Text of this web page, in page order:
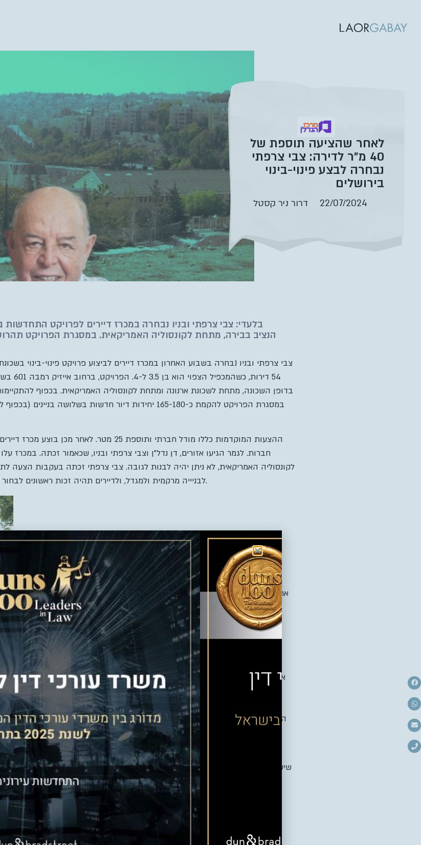
לאחר שהציעה תוספת של
40 מ”ר לדירה: צבי צרפתי
נבחרה לבצע פינוי-בינוי
בירושלים
דרור ניר קסטל 22/07/2024
בלעדי: צבי צרפתי ובניו נבחרה במכרז דיירים לפרויקט התחדשות
צבי צרפתי ובניו נבחרה בשבוע האחרון במכרז דיירים לביצוע פרויקט פינוי-בינוי
54
בדופן השכונה, מתחת לשכונת ארנונה ומתחת לקונסוליה האמריקאית. בכפוף
במסגרת הפרויקט להקמת כ-165-180 יחידות דיור חדשות
חברות. לגמר הגיעו אזורים, דן נדל”ן וצבי צרפתי ובניו, שכאמור זכתה. במכרז
לבניייה מרקמית ולמגדל, ולדיירים תהיה זכות ראשונים לבחור אם לגור בבנייה במגדל או בבנייה הנמוכה.
ארמון הנציב היא שכונה בדרום-
מתוכנית שכונות הטבעת הירושלמית. מתגוררים בה כ-19,000 איש.
הוועדה המקומית לתכנון ולבנייה בעיריית ירושלים החליטה ביוני להמליץ
ותעסוקה, שטח ציבורי פתוח וכיכר עירונית חדשה.
איתמר פיטל, סמנכ”ל התחדשות עירונית צרפתי צבי ובניו: “בשנים האחרונות עיריית
משקיעות רבות בקידום מדיניות המעודדת התחדשות עירונית בעיר תוך, שהן
בעיר. ולראייה, ניתן לראות את קצב קידום התכניות לחידוש השכונות השונות
הנכנסת למסלול ההתחדשות העירונית. צרפתי צבי ובניו מתכוונת לקחת חלק
שישנו את איכות חייהם של התושבים והזוגות הצעירים”.
עו״ד יניב לאור, ממשרד עו״ד לאור גבאי: “רק באמצעות ניהול מכרז יזמים
שישתתפו, משרדי מנהל מו״מ נחוש למקסום התמורות ולבסוף הדיירים בוחרים
את התוצאות הטובות ביותר עבור בעלי הדירות שלנו, 40 מ״ר תוספת לכל דירה”.
פנו עכשיו לפרטים